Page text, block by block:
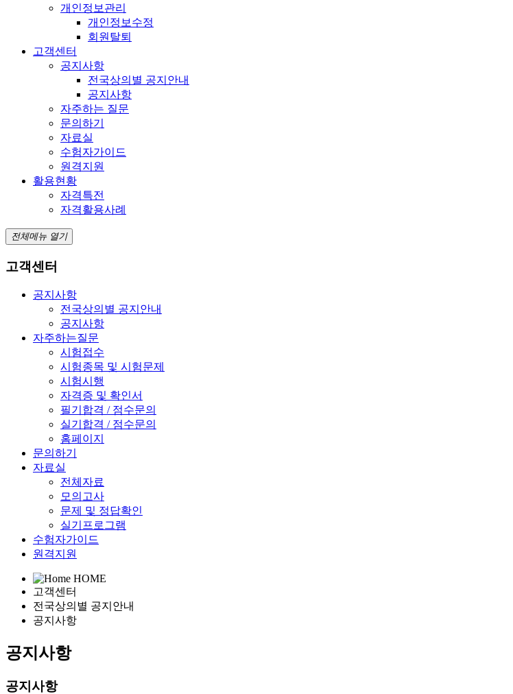
개인정보관리
개인정보수정
회원탈퇴
고객센터
공지사항
전국상의별 공지안내
공지사항
자주하는 질문
문의하기
자료실
수험자가이드
원격지원
활용현황
자격특전
자격활용사례
전체메뉴 열기
고객센터
공지사항
전국상의별 공지안내
공지사항
자주하는질문
시험접수
시험종목 및 시험문제
시험시행
자격증 및 확인서
필기합격 / 점수문의
실기합격 / 점수문의
홈페이지
문의하기
자료실
전체자료
모의고사
문제 및 정답확인
실기프로그램
수험자가이드
원격지원
HOME
고객센터
전국상의별 공지안내
공지사항
공지사항
공지사항